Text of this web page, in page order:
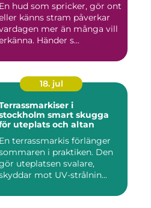
En hud som spricker, gör ont
känns stram påverkar
mer än många vill
Händer s...
18. jul
i
smart skugga
uteplats och altan
En terrassmarkis förlänger
i praktiken. Den
uteplatsen svalare,
mot UV-strålnin...